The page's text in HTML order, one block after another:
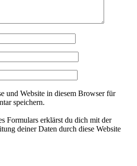
und Website in diesem Browser für
speichern.
Formulars erklärst du dich mit der
deiner Daten durch diese Website